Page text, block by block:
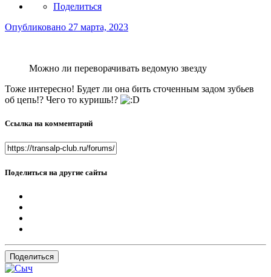
Поделиться
Опубликовано 27 марта, 2023
Можно ли переворачивать ведомую звезду
Тоже интересно! Будет ли она бить сточенным задом зубьев
об цепь!? Чего то куришь!?
Ссылка на комментарий
Поделиться на другие сайты
Поделиться